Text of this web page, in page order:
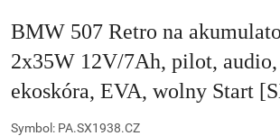
BMW 507 Retro na
2x35W 12V/7Ah, pilot,
ekoskóra, EVA, wolny Start
Symbol: PA.SX1938.CZ